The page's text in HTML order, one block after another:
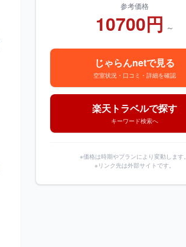
参考価格
10700円 ～
じゃらんnetで見る
空室状況・口コミ・詳細を確認
楽天トラベルで探す
キーワード検索へ
※価格は時期やプランにより変動します。
※リンク先は外部サイトです。